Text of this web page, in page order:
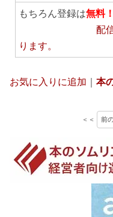
もちろん登録は無料
配信に
ります。
お気に入りに追加 ｜ 本
＜＜ 前